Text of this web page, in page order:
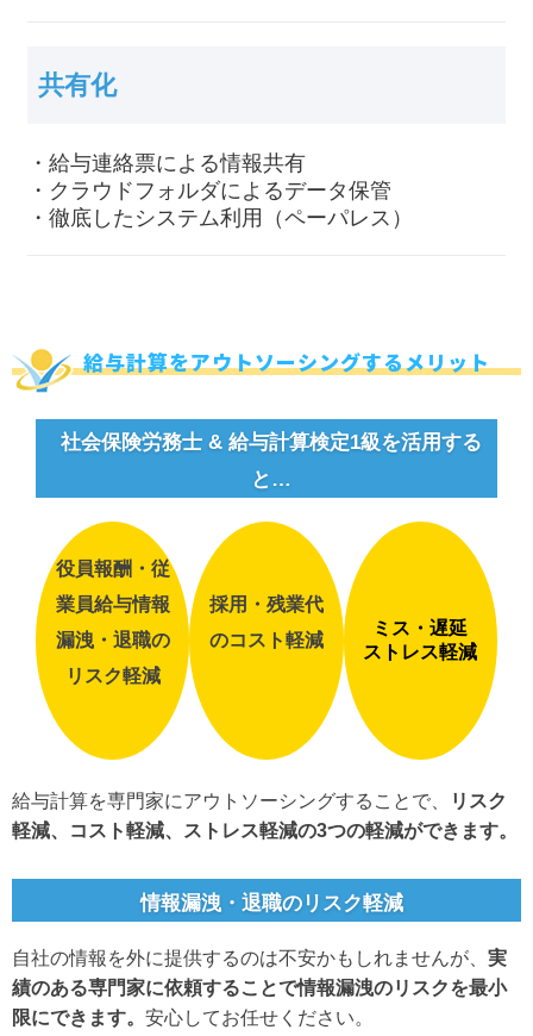
共有化
・給与連絡票による情報共有
・クラウドフォルダによるデータ保管
・徹底したシステム利用（ペーパレス）
給与計算をアウトソーシングするメリット
社会保険労務士 & 給与計算検定1級を活用する
と…
役員報酬・従
業員給与情報
漏洩・退職の
リスク軽減
採用・残業代
のコスト軽減
ミス・遅延
ストレス軽減
給与計算を専門家にアウトソーシングすることで、
リスク
軽減、コスト軽減、ストレス軽減の3つの軽減ができます。
情報漏洩・退職のリスク軽減
自社の情報を外に提供するのは不安かもしれませんが、 実
績のある専門家に依頼することで情報漏洩のリスクを最小
限にできます。 安心してお任せください。